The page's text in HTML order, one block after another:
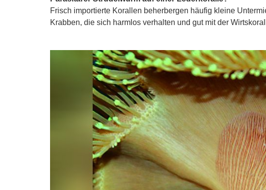
Frisch importierte Korallen beherbergen häufig kleine
Krabben, die sich harmlos verhalten und gut mit der